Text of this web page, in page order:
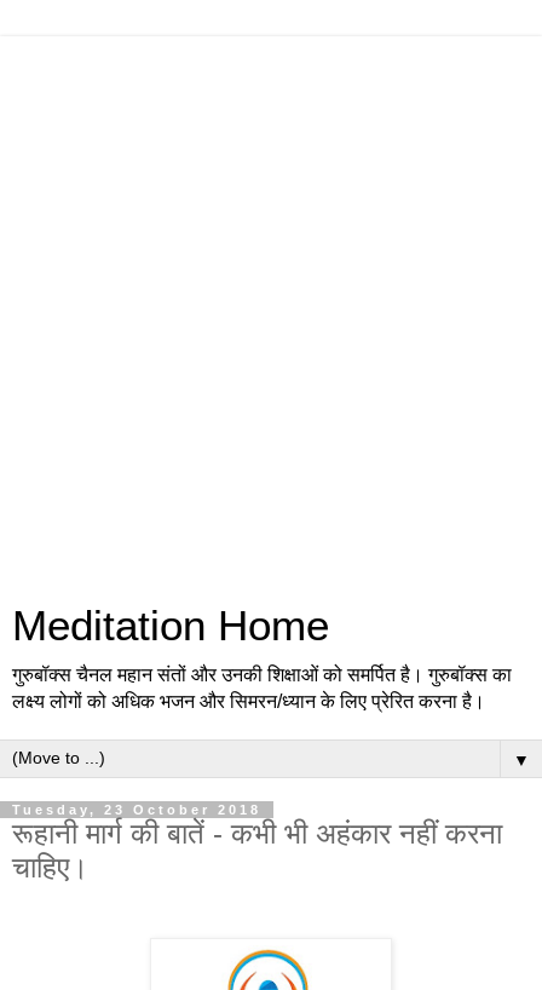
Meditation Home
गुरुबॉक्स चैनल महान संतों और उनकी शिक्षाओं को समर्पित है। गुरुबॉक्स का
लक्ष्य लोगों को अधिक भजन और सिमरन/ध्यान के लिए प्रेरित करना है।
▼
Tuesday, 23 October 2018
रूहानी मार्ग की बातें - कभी भी अहंकार नहीं करना
चाहिए।